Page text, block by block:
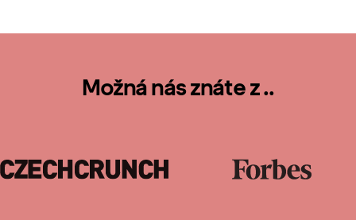
Možná nás znáte z ..